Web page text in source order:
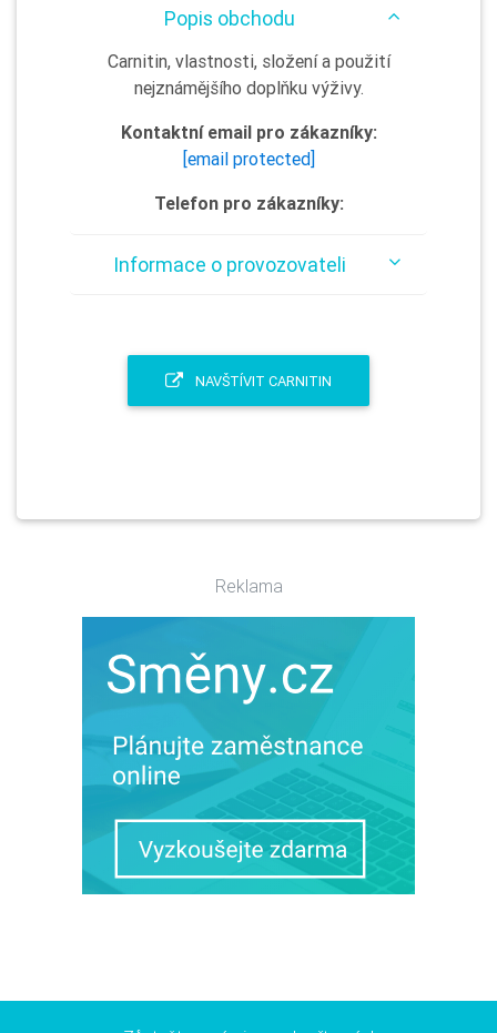
Popis obchodu
Carnitin, vlastnosti, složení a použití
nejznámějšího doplňku výživy.
Kontaktní email pro zákazníky:
[email protected]
Telefon pro zákazníky:
Informace o provozovateli
NAVŠTÍVIT CARNITIN
Reklama